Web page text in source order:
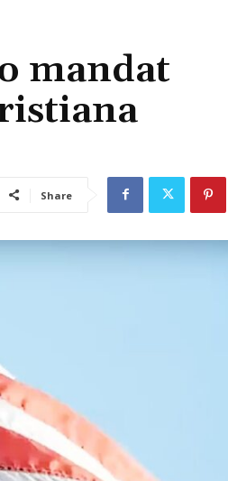
mandat
Share